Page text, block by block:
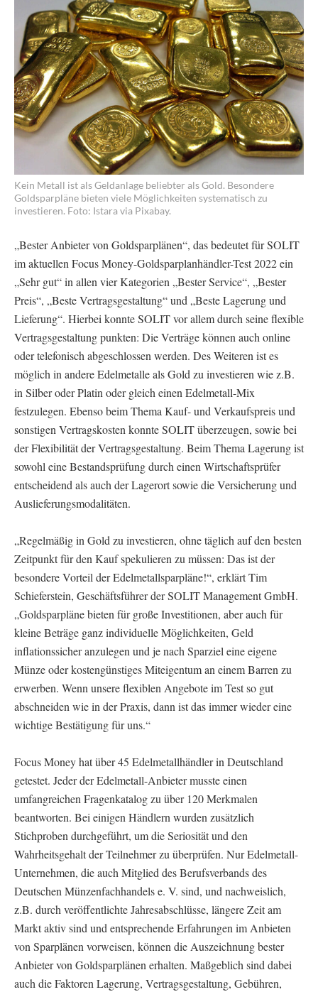
Kein Metall ist als Geldanlage beliebter als Gold. Besondere
Goldsparpläne bieten viele Möglichkeiten systematisch zu
investieren. Foto: Istara via Pixabay.
„Bester Anbieter von Goldsparplänen“, das bedeutet für SOLIT
im aktuellen Focus Money-Goldsparplanhändler-Test 2022 ein
„Sehr gut“ in allen vier Kategorien „Bester Service“, „Bester
Preis“, „Beste Vertragsgestaltung“ und „Beste Lagerung und
Lieferung“. Hierbei konnte SOLIT vor allem durch seine flexible
Vertragsgestaltung punkten: Die Verträge können auch online
oder telefonisch abgeschlossen werden. Des Weiteren ist es
möglich in andere Edelmetalle als Gold zu investieren wie z.B.
in Silber oder Platin oder gleich einen Edelmetall-Mix
festzulegen. Ebenso beim Thema Kauf- und Verkaufspreis und
sonstigen Vertragskosten konnte SOLIT überzeugen, sowie bei
der Flexibilität der Vertragsgestaltung. Beim Thema Lagerung ist
sowohl eine Bestandsprüfung durch einen Wirtschaftsprüfer
entscheidend als auch der Lagerort sowie die Versicherung und
Auslieferungsmodalitäten.
„Regelmäßig in Gold zu investieren, ohne täglich auf den besten
Zeitpunkt für den Kauf spekulieren zu müssen: Das ist der
besondere Vorteil der Edelmetallsparpläne!“, erklärt Tim
Schieferstein, Geschäftsführer der SOLIT Management GmbH.
„Goldsparpläne bieten für große Investitionen, aber auch für
kleine Beträge ganz individuelle Möglichkeiten, Geld
inflationssicher anzulegen und je nach Sparziel eine eigene
Münze oder kostengünstiges Miteigentum an einem Barren zu
erwerben. Wenn unsere flexiblen Angebote im Test so gut
abschneiden wie in der Praxis, dann ist das immer wieder eine
wichtige Bestätigung für uns.“
Focus Money hat über 45 Edelmetallhändler in Deutschland
getestet. Jeder der Edelmetall-Anbieter musste einen
umfangreichen Fragenkatalog zu über 120 Merkmalen
beantworten. Bei einigen Händlern wurden zusätzlich
Stichproben durchgeführt, um die Seriosität und den
Wahrheitsgehalt der Teilnehmer zu überprüfen. Nur Edelmetall-
Unternehmen, die auch Mitglied des Berufsverbands des
Deutschen Münzenfachhandels e. V. sind, und nachweislich,
z.B. durch veröffentlichte Jahresabschlüsse, längere Zeit am
Markt aktiv sind und entsprechende Erfahrungen im Anbieten
von Sparplänen vorweisen, können die Auszeichnung bester
Anbieter von Goldsparplänen erhalten. Maßgeblich sind dabei
auch die Faktoren Lagerung, Vertragsgestaltung, Gebühren,